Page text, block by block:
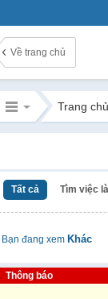
Về trang chủ
Trang chủ
Tất cả Tìm việc
Bạn đang xem Khác
Thông báo